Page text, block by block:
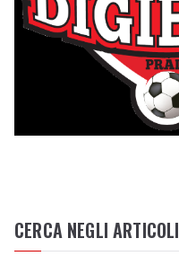
CERCA NEGLI ARTICOLI